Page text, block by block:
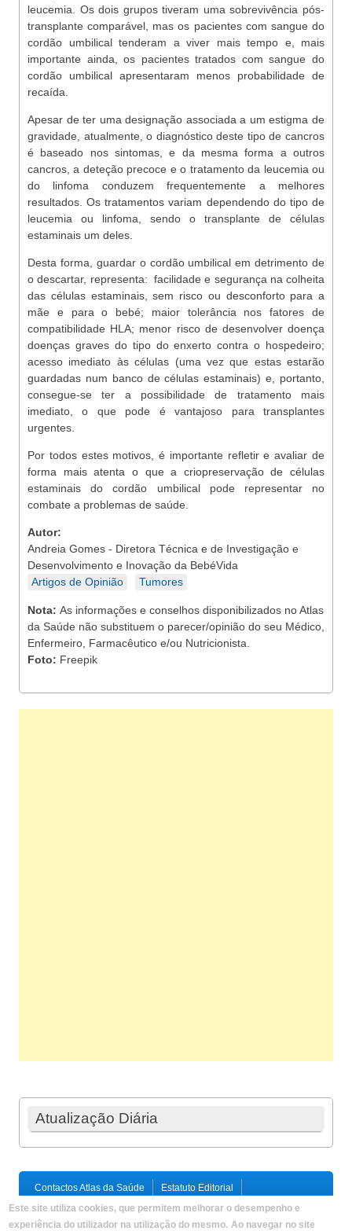
leucemia. Os dois grupos tiveram uma sobrevivência pós-
transplante comparável, mas os pacientes com sangue do
cordão umbilical tenderam a viver mais tempo e, mais
importante ainda, os pacientes tratados com sangue do
cordão umbilical apresentaram menos probabilidade de
recaída.
Apesar de ter uma designação associada a um estigma de
gravidade, atualmente, o diagnóstico deste tipo de cancros
é baseado nos sintomas, e da mesma forma a outros
cancros, a deteção precoce e o tratamento da leucemia ou
do linfoma conduzem frequentemente a melhores
resultados. Os tratamentos variam dependendo do tipo de
leucemia ou linfoma, sendo o transplante de células
estaminais um deles.
Desta forma, guardar o cordão umbilical em detrimento de
o descartar, representa: facilidade e segurança na colheita
das células estaminais, sem risco ou desconforto para a
mãe e para o bebé; maior tolerância nos fatores de
compatibilidade HLA; menor risco de desenvolver doença
doenças graves do tipo do enxerto contra o hospedeiro;
acesso imediato às células (uma vez que estas estarão
guardadas num banco de células estaminais) e, portanto,
consegue-se ter a possibilidade de tratamento mais
imediato, o que pode é vantajoso para transplantes
urgentes.
Por todos estes motivos, é importante refletir e avaliar de
forma mais atenta o que a criopreservação de células
estaminais do cordão umbilical pode representar no
combate a problemas de saúde.
Autor:
Andreia Gomes - Diretora Técnica e de Investigação e
Desenvolvimento e Inovação da BebéVida
Artigos de Opinião
Tumores
Nota: As informações e conselhos disponibilizados no Atlas
da Saúde não substituem o parecer/opinião do seu Médico,
Enfermeiro, Farmacêutico e/ou Nutricionista.
Foto: Freepik
Atualização Diária
Contactos Atlas da Saúde
Estatuto Editorial
Ficha Técnica
Política de Privacidade / Termos e Condições
Mapa do Site
Este site utiliza cookies, que permitem melhorar o desempenho e
experiência do utilizador na utilização do mesmo. Ao navegar no site